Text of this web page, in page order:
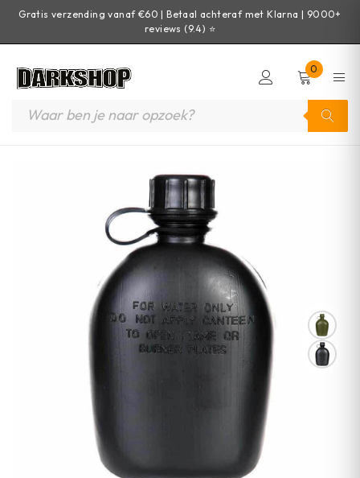
Gratis verzending vanaf €60 | Betaal achteraf met Klarna | 9000+
reviews (9.4) ⭐
0